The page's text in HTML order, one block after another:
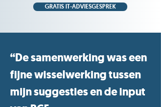
GRATIS IT-ADVIESGESPREK
“De samenwerking was een
fijne wisselwerking tussen
mijn suggesties en de input